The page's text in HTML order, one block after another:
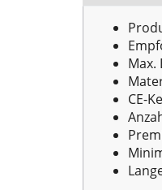
Max.
CE-